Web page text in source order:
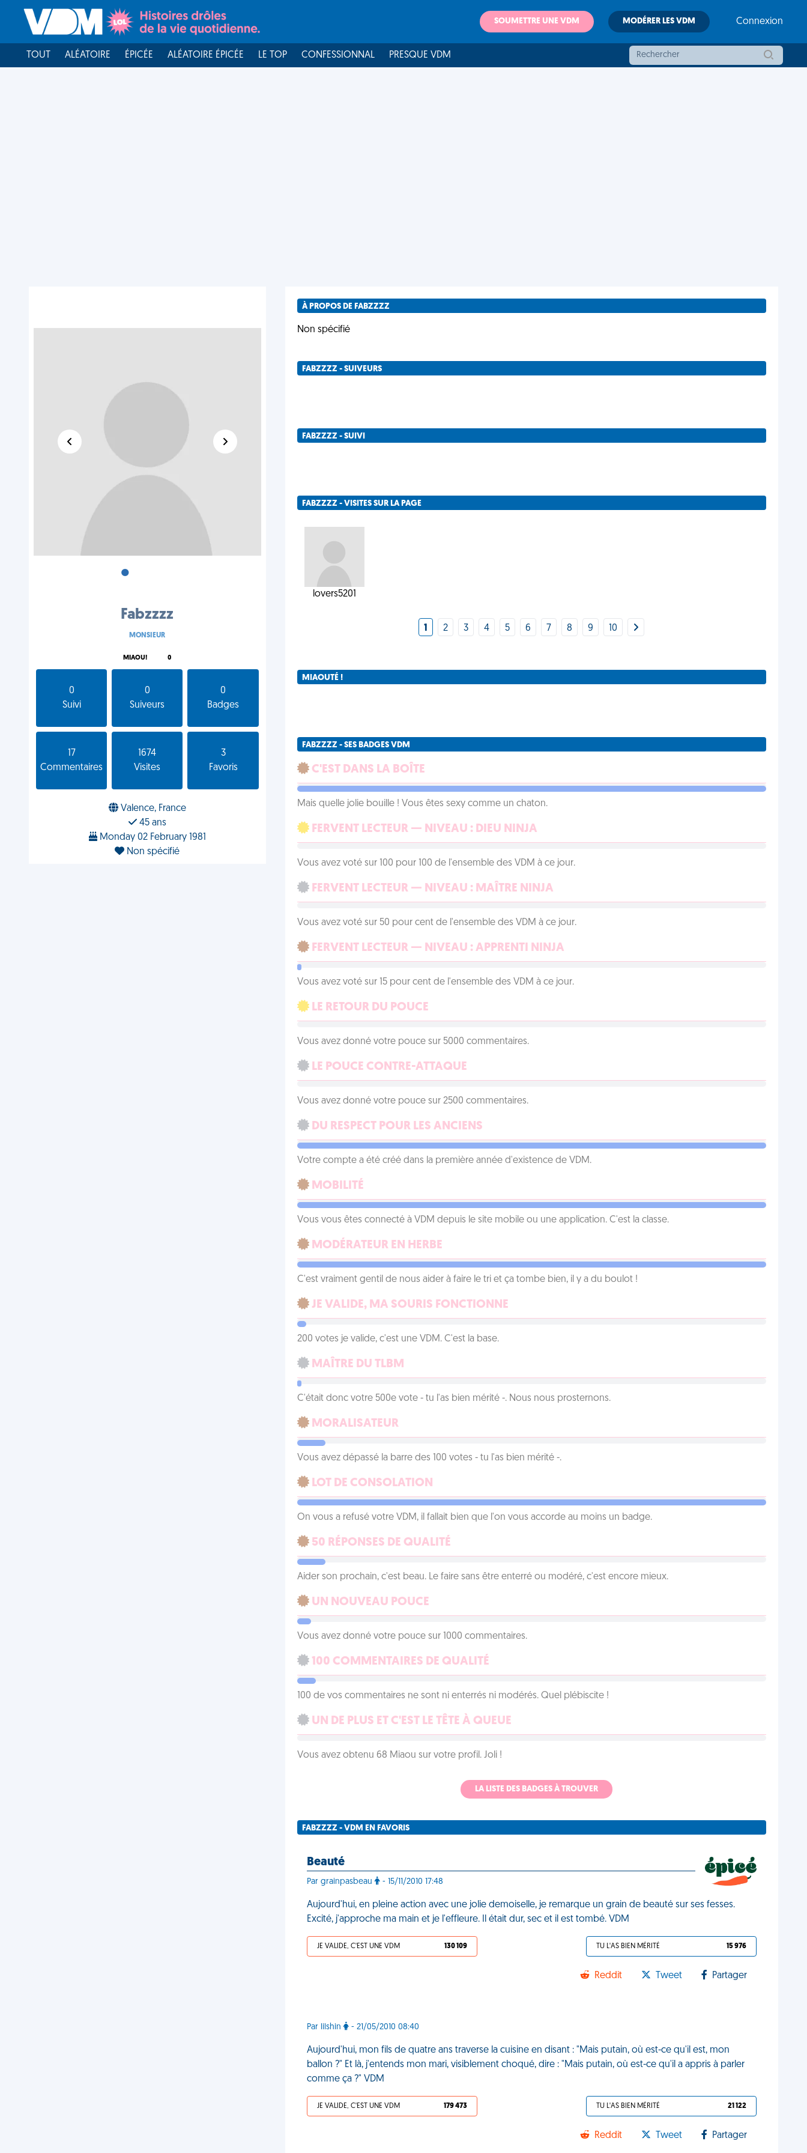
SOUMETTRE UNE VDM MODÉRER LES VDM Connexion
TOUT ALÉATOIRE ÉPICÉE ALÉATOIRE ÉPICÉE LE TOP CONFESSIONNAL PRESQUE VDM
•
Fabzzzz
MONSIEUR
MIAOU! 0
0
Suivi
0
Suiveurs
0
Badges
17
Commentaires
1674
Visites
3
Favoris
Valence, France
45 ans
Monday 02 February 1981
Non spécifié
À PROPOS DE FABZZZZ
Non spécifié
FABZZZZ - SUIVEURS
FABZZZZ - SUIVI
FABZZZZ - VISITES SUR LA PAGE
lovers5201
1 2 3 4 5 6 7 8 9 10
MIAOUTÉ !
FABZZZZ - SES BADGES VDM
C'EST DANS LA BOÎTE
Mais quelle jolie bouille ! Vous êtes sexy comme un chaton.
FERVENT LECTEUR — NIVEAU : DIEU NINJA
Vous avez voté sur 100 pour 100 de l'ensemble des VDM à ce jour.
FERVENT LECTEUR — NIVEAU : MAÎTRE NINJA
Vous avez voté sur 50 pour cent de l'ensemble des VDM à ce jour.
FERVENT LECTEUR — NIVEAU : APPRENTI NINJA
Vous avez voté sur 15 pour cent de l'ensemble des VDM à ce jour.
LE RETOUR DU POUCE
Vous avez donné votre pouce sur 5000 commentaires.
LE POUCE CONTRE-ATTAQUE
Vous avez donné votre pouce sur 2500 commentaires.
DU RESPECT POUR LES ANCIENS
Votre compte a été créé dans la première année d'existence de VDM.
MOBILITÉ
Vous vous êtes connecté à VDM depuis le site mobile ou une application. C'est la classe.
MODÉRATEUR EN HERBE
C'est vraiment gentil de nous aider à faire le tri et ça tombe bien, il y a du boulot !
JE VALIDE, MA SOURIS FONCTIONNE
200 votes je valide, c'est une VDM. C'est la base.
MAÎTRE DU TLBM
C'était donc votre 500e vote - tu l'as bien mérité -. Nous nous prosternons.
MORALISATEUR
Vous avez dépassé la barre des 100 votes - tu l'as bien mérité -.
LOT DE CONSOLATION
On vous a refusé votre VDM, il fallait bien que l'on vous accorde au moins un badge.
50 RÉPONSES DE QUALITÉ
Aider son prochain, c'est beau. Le faire sans être enterré ou modéré, c'est encore mieux.
UN NOUVEAU POUCE
Vous avez donné votre pouce sur 1000 commentaires.
100 COMMENTAIRES DE QUALITÉ
100 de vos commentaires ne sont ni enterrés ni modérés. Quel plébiscite !
UN DE PLUS ET C'EST LE TÊTE À QUEUE
Vous avez obtenu 68 Miaou sur votre profil. Joli !
LA LISTE DES BADGES À TROUVER
FABZZZZ - VDM EN FAVORIS
Beauté
Par grainpasbeau - 15/11/2010 17:48
Aujourd'hui, en pleine action avec une jolie demoiselle, je remarque un grain de beauté sur ses fesses.
Excité, j'approche ma main et je l'effleure. Il était dur, sec et il est tombé. VDM
JE VALIDE, C'EST UNE VDM 130 109 TU L'AS BIEN MÉRITÉ 15 976
Reddit Tweet Partager
Par lilshin - 21/05/2010 08:40
Aujourd'hui, mon fils de quatre ans traverse la cuisine en disant : "Mais putain, où est-ce qu'il est, mon
ballon ?" Et là, j'entends mon mari, visiblement choqué, dire : "Mais putain, où est-ce qu'il a appris à parler
comme ça ?" VDM
JE VALIDE, C'EST UNE VDM 179 473 TU L'AS BIEN MÉRITÉ 21 122
Reddit Tweet Partager